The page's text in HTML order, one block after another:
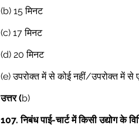
(b) 15 मिनट
(c) 17 मिनट
(d) 20 मिनट
(e) उपरोक्त में से कोई नहीं/उपरोक्त में
उत्तर (b)
107. निबंध पाई-चार्ट में किसी उद्योग